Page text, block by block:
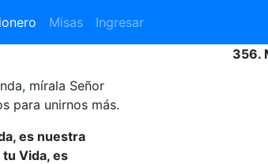
Misas Ingresar
356.
mírala Señor
para unirnos más.
es nuestra
Vida, es